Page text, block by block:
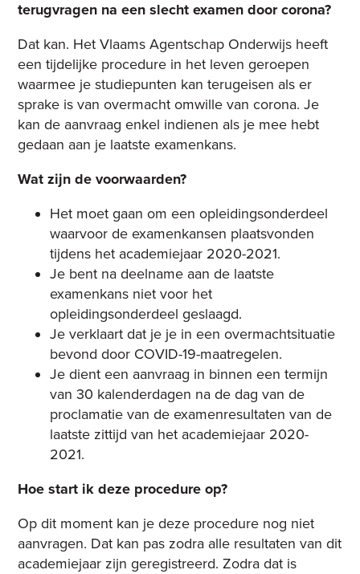
terugvragen na een slecht examen door corona?
Dat kan. Het Vlaams Agentschap Onderwijs heeft
een tijdelijke procedure in het leven geroepen
waarmee je studiepunten kan terugeisen als er
sprake is van overmacht omwille van corona. Je
kan de aanvraag enkel indienen als je mee hebt
gedaan aan je laatste examenkans.
Wat zijn de voorwaarden?
Het moet gaan om een opleidingsonderdeel
waarvoor de examenkansen plaatsvonden
tijdens het academiejaar 2020-2021.
Je bent na deelname aan de laatste
examenkans niet voor het
opleidingsonderdeel geslaagd.
Je verklaart dat je je in een overmachtsituatie
bevond door COVID-19-maatregelen.
Je dient een aanvraag in binnen een termijn
van 30 kalenderdagen na de dag van de
proclamatie van de examenresultaten van de
laatste zittijd van het academiejaar 2020-
2021.
Hoe start ik deze procedure op?
Op dit moment kan je deze procedure nog niet
aanvragen. Dat kan pas zodra alle resultaten van dit
academiejaar zijn geregistreerd. Zodra dat is